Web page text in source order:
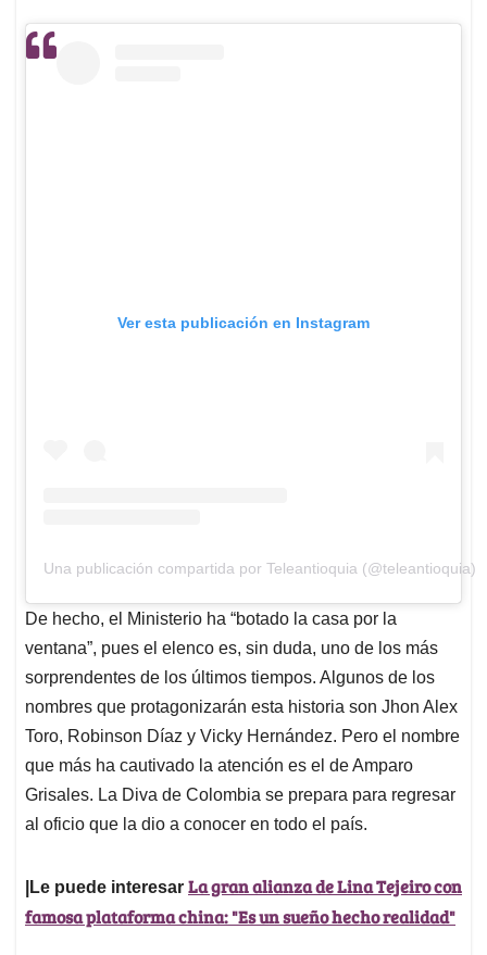
Ver esta publicación en Instagram
Una publicación compartida por Teleantioquia (@teleantioquia)
De hecho, el Ministerio ha “botado la casa por la
ventana”, pues el elenco es, sin duda, uno de los más
sorprendentes de los últimos tiempos. Algunos de los
nombres que protagonizarán esta historia son Jhon Alex
Toro, Robinson Díaz y Vicky Hernández. Pero el nombre
que más ha cautivado la atención es el de Amparo
Grisales. La Diva de Colombia se prepara para regresar
al oficio que la dio a conocer en todo el país.
|Le puede interesar La gran alianza de Lina Tejeiro con
famosa plataforma china: "Es un sueño hecho realidad"